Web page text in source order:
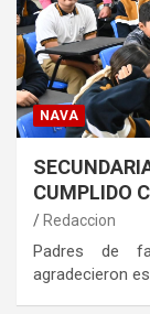
NAVA
CUMPLIDO
Redaccion
Padres de
agradecieron